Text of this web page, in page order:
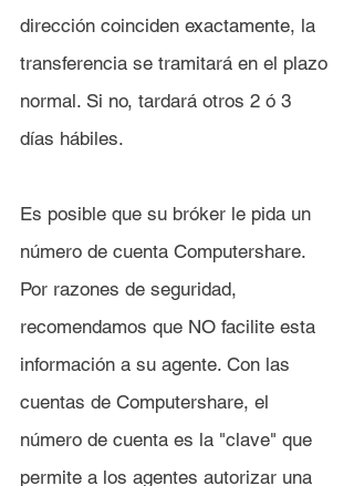
dirección coinciden exactamente, la
transferencia se tramitará en el plazo
normal. Si no, tardará otros 2 ó 3
días hábiles.
Es posible que su bróker le pida un
número de cuenta Computershare.
Por razones de seguridad,
recomendamos que NO facilite esta
información a su agente. Con las
cuentas de Computershare, el
número de cuenta es la "clave" que
permite a los agentes autorizar una